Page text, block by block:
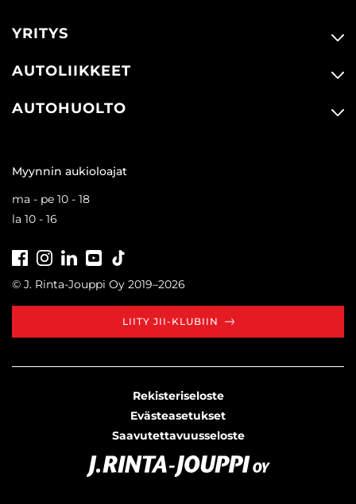
YRITYS
AUTOLIIKKEET
AUTOHUOLTO
Myynnin aukioloajat
ma - pe 10 - 18
la 10 - 16
FacebookInstagramLinkedInYoutube
© J. Rinta-Jouppi Oy 2019–2026
LIITY JII-KLUBIIN
Rekisteriseloste
Evästeasetukset
Saavutettavuusseloste